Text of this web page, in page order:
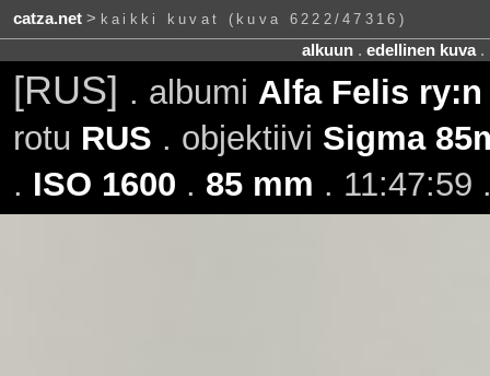
catza.net> kaikki kuvat (kuva 6222/47316)
alkuun. edellinen kuva.
[RUS] . albumi Alfa Felis ry:n
rotu RUS . objektiivi Sigma
. ISO 1600 . 85 mm . 11:47:59